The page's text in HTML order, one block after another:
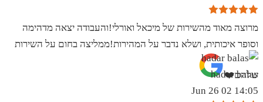
מרוצה מאוד מהשירות של מיכאל ואורלי!והעבודה יצאה מדהימה
וסופר איכותית, ושלא נדבר על המהירות!ממליצה בחום על השירות
שלהם❤️
hadar balas
14:05 02 Jun 26